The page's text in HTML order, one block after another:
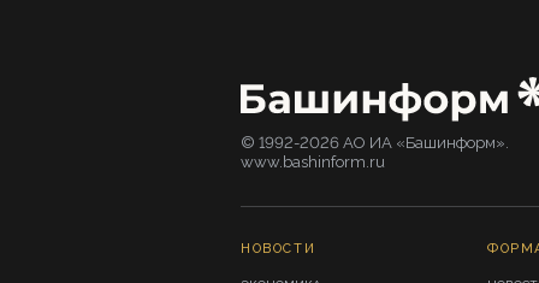
© 1992-2026 АО ИА «Башинформ».
www.bashinform.ru
НОВОСТИ